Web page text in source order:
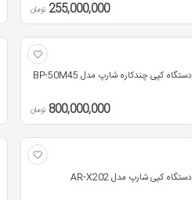
255,000,000 تومان
دستگاه کپی چندکاره شارپ مدل BP-50M45
800,000,000 تومان
دستگاه کپی شارپ مدل AR-X202